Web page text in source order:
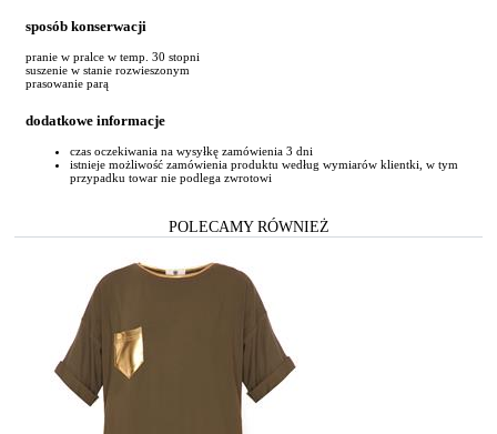
sposób konserwacji
pranie w pralce w temp. 30 stopni
suszenie w stanie rozwieszonym
prasowanie parą
dodatkowe informacje
czas oczekiwania na wysyłkę zamówienia 3 dni
istnieje możliwość zamówienia produktu według wymiarów klientki, w tym
przypadku towar nie podlega zwrotowi
POLECAMY RÓWNIEŻ